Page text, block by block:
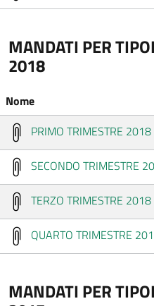
MANDATI PER
2018
Nome
PRIMO TRIMESTRE 2018
SECONDO TRIMESTRE
TERZO TRIMESTRE 2018
QUARTO TRIMESTRE
MANDATI PER